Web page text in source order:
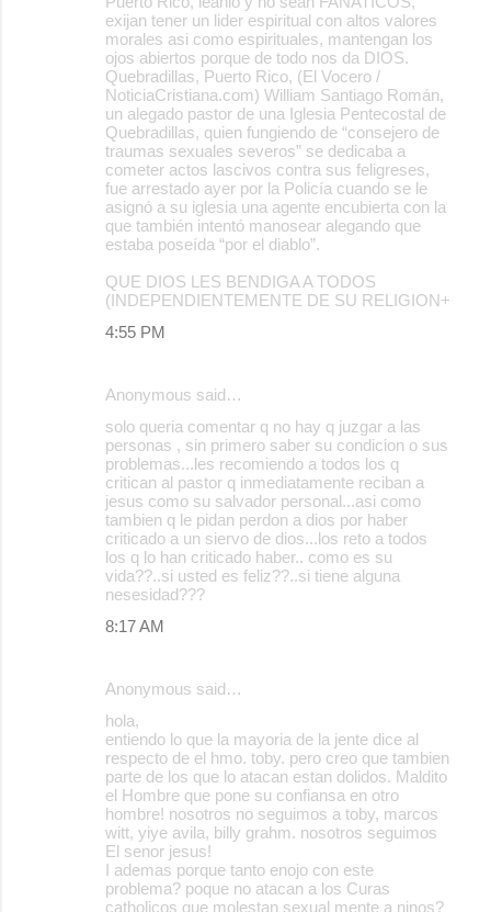
exijan tener un lider espiritual con altos valores
morales asi como espirituales, mantengan los
ojos abiertos porque de todo nos da DIOS.
Quebradillas, Puerto Rico, (El Vocero /
NoticiaCristiana.com) William Santiago Román,
un alegado pastor de una Iglesia Pentecostal de
Quebradillas, quien fungiendo de “consejero de
traumas sexuales severos” se dedicaba a
cometer actos lascivos contra sus feligreses,
fue arrestado ayer por la Policía cuando se le
asignó a su iglesia una agente encubierta con la
que también intentó manosear alegando que
estaba poseída “por el diablo”.
QUE DIOS LES BENDIGA A TODOS
(INDEPENDIENTEMENTE DE SU RELIGION+
4:55 PM
Anonymous said…
solo queria comentar q no hay q juzgar a las
personas , sin primero saber su condicion o sus
problemas...les recomiendo a todos los q
critican al pastor q inmediatamente reciban a
jesus como su salvador personal...asi como
tambien q le pidan perdon a dios por haber
criticado a un siervo de dios...los reto a todos
los q lo han criticado haber.. como es su
vida??..si usted es feliz??..si tiene alguna
nesesidad???
8:17 AM
Anonymous said…
hola,
entiendo lo que la mayoria de la jente dice al
respecto de el hmo. toby. pero creo que tambien
parte de los que lo atacan estan dolidos. Maldito
el Hombre que pone su confiansa en otro
hombre! nosotros no seguimos a toby, marcos
witt, yiye avila, billy grahm. nosotros seguimos
El senor jesus!
I ademas porque tanto enojo con este
problema? poque no atacan a los Curas
catholicos que molestan sexual mente a ninos?